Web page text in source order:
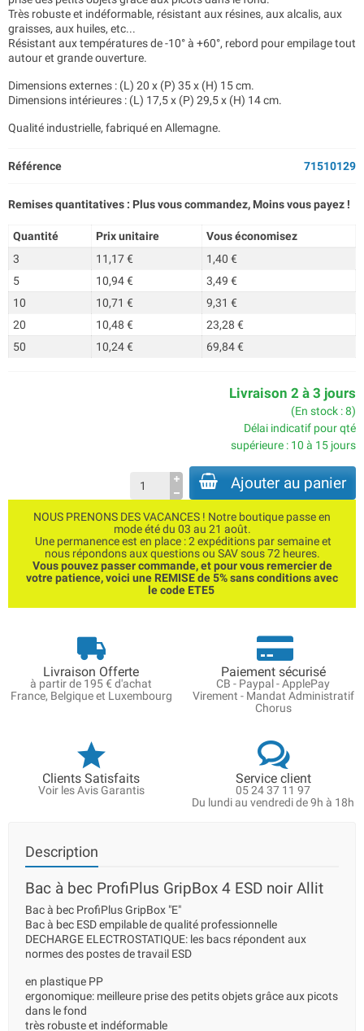
Très robuste et indéformable, résistant aux résines, aux alcalis, aux
graisses, aux huiles, etc...
Résistant aux températures de -10° à +60°, rebord pour empilage tout
autour et grande ouverture.
Dimensions externes : (L) 20 x (P) 35 x (H) 15 cm.
Dimensions intérieures : (L) 17,5 x (P) 29,5 x (H) 14 cm.
Qualité industrielle, fabriqué en Allemagne.
Référence 71510129
Remises quantitatives : Plus vous commandez, Moins vous payez !
Quantité Prix unitaire
Vous économisez
3
11,17 €
1,40 €
5
10,94 €
3,49 €
10
10,71 €
9,31 €
20
10,48 €
23,28 €
50
10,24 € 69,84 €
Livraison 2 à 3 jours
(En stock : 8)
Délai indicatif pour qté
supérieure : 10 à 15 jours
Ajouter au panier
NOUS PRENONS DES VACANCES ! Notre boutique passe en
mode été du 03 au 21 août.
Une permanence est en place : 2 expéditions par semaine et
nous répondons aux questions ou SAV sous 72 heures.
Vous pouvez passer commande, et pour vous remercier de
votre patience, voici une REMISE de 5% sans conditions avec
le code ETE5
Livraison Offerte
à partir de 195 € d'achat
France, Belgique et Luxembourg
Paiement sécurisé
CB - Paypal - ApplePay
Virement - Mandat Administratif
Chorus
Clients Satisfaits
Voir les Avis Garantis
Service client
05 24 37 11 97
Du lundi au vendredi de 9h à 18h
Description
Bac à bec ProfiPlus GripBox 4 ESD noir Allit
Bac à bec ProfiPlus GripBox "E"
Bac à bec ESD empilable de qualité professionnelle
DECHARGE ELECTROSTATIQUE: les bacs répondent aux
normes des postes de travail ESD
en plastique PP
ergonomique: meilleure prise des petits objets grâce aux picots
dans le fond
très robuste et indéformable